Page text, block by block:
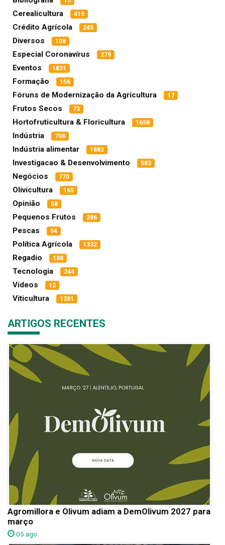
Cerealicultura 415
Crédito Agrícola 245
Diversos 108
Especial Coronavírus 279
Eventos 1831
Formação 156
Fóruns de Modernização da Agricultura 17
Frutos Secos 73
Hortofruticultura & Floricultura 1658
Indústria 708
Indústria alimentar 1882
Investigacao & Desenvolvimento 583
Negócios 770
Olivicultura 165
Opinião 58
Pequenos Frutos 286
Pescas 94
Política Agrícola 1332
Regadio 188
Tecnologia 244
Vídeos 12
Viticultura 1381
ARTIGOS RECENTES
Agromillora e Olivum adiam a DemOlivum 2027 para
março
05 ago